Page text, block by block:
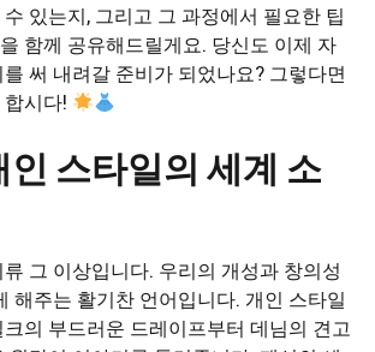
있는지, 그리고 그 과정에서 필요한 팁
함께 공유해드릴게요. 당신도 이제 자
써 내려갈 준비가 되었나요? 그렇다면
시다!
인 스타일의 세계 소
그 이상입니다. 우리의 개성과 창의성
해주는 활기찬 언어입니다. 개인 스타일
의 부드러운 드레이프부터 데님의 견고